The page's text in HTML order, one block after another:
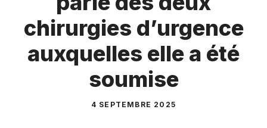
chirurgies d’urgence
auxquelles elle a été
soumise
4 SEPTEMBRE 2025